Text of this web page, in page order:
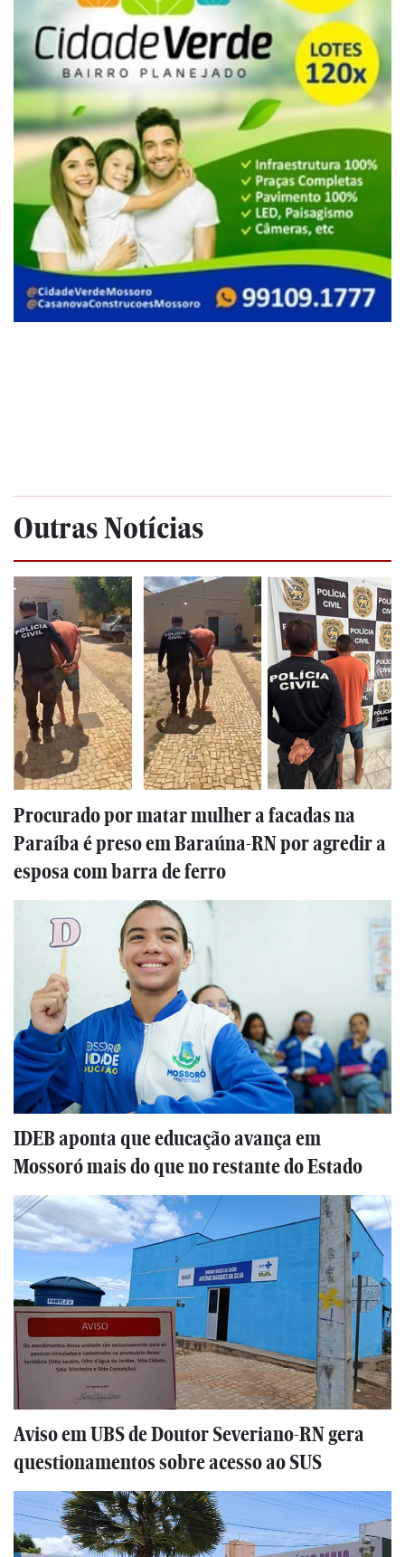
Outras Notícias
Procurado por matar mulher a facadas na
Paraíba é preso em Baraúna-RN por agredir a
esposa com barra de ferro
IDEB aponta que educação avança em
Mossoró mais do que no restante do Estado
Aviso em UBS de Doutor Severiano-RN gera
questionamentos sobre acesso ao SUS